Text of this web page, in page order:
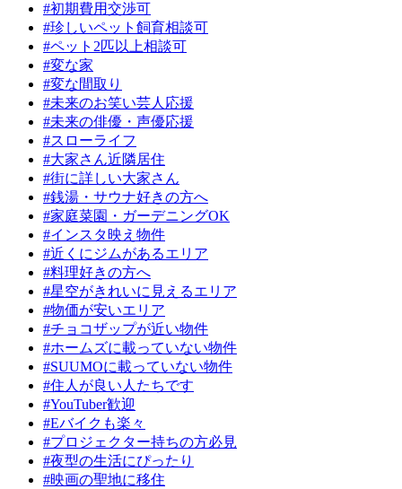
#初期費用交渉可
#珍しいペット飼育相談可
#ペット2匹以上相談可
#変な家
#変な間取り
#未来のお笑い芸人応援
#未来の俳優・声優応援
#スローライフ
#大家さん近隣居住
#街に詳しい大家さん
#銭湯・サウナ好きの方へ
#家庭菜園・ガーデニングOK
#インスタ映え物件
#近くにジムがあるエリア
#料理好きの方へ
#星空がきれいに見えるエリア
#物価が安いエリア
#チョコザップが近い物件
#ホームズに載っていない物件
#SUUMOに載っていない物件
#住人が良い人たちです
#YouTuber歓迎
#Eバイクも楽々
#プロジェクター持ちの方必見
#夜型の生活にぴったり
#映画の聖地に移住